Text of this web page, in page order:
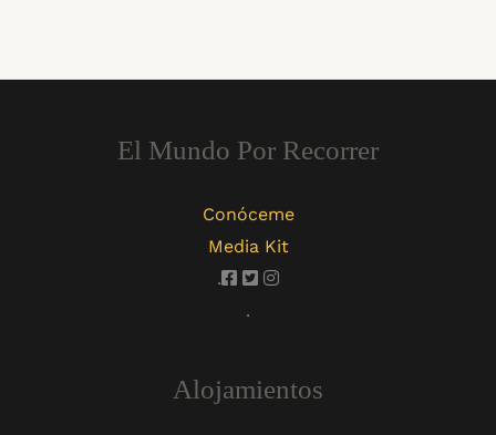
El Mundo Por Recorrer
Conóceme
Media Kit
.
.
Alojamientos